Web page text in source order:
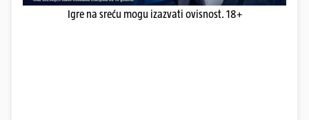
Igre na sreću mogu izazvati ovisnost. 18+